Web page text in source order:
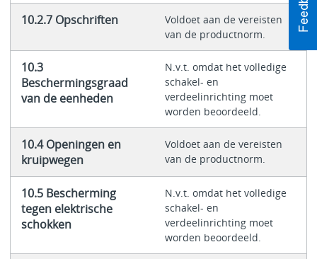
10.2.7 Opschriften
Voldoet aan de vereisten
van de productnorm.
10.3
Beschermingsgraad
van de eenheden
N.v.t. omdat het volledige
schakel- en
verdeelinrichting moet
worden beoordeeld.
10.4 Openingen en
kruipwegen
Voldoet aan de vereisten
van de productnorm.
10.5 Bescherming
tegen elektrische
schokken
N.v.t. omdat het volledige
schakel- en
verdeelinrichting moet
worden beoordeeld.